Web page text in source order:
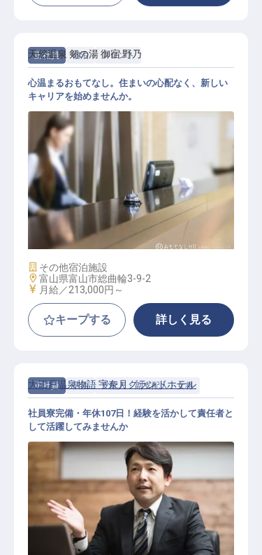
正社員 宿泊 フロント
フロント
天然温泉 剱の湯 御宿 野乃
心温まるおもてなし。住まいの心配なく、新しい
キャリアを始めませんか。
施設業態
その他宿泊施設
勤務地
富山県富山市総曲輪3-9-2
給与
月給／213,000円～
キープする 詳しく見る
正社員 宿泊 支配人・副支配人・女将
支配人・副支配人・女将 / 正社員
大江戸温泉物語 宇奈月グランドホテル
社員寮完備・年休107日！経験を活かして責任者と
して活躍してみませんか